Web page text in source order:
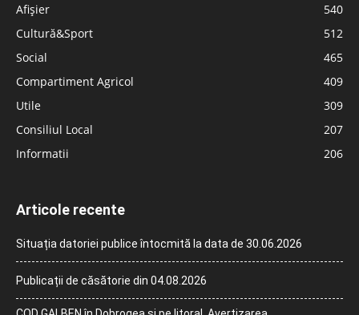
Afișier
540
Cultură&Sport
512
Social
465
Compartiment Agricol
409
Utile
309
Consiliul Local
207
Informatii
206
Articole recente
Situația datoriei publice întocmită la data de 30.06.2026
Publicații de căsătorie din 04.08.2026